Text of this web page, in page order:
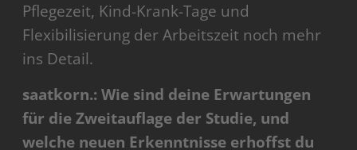
Pflegezeit, Kind-Krank-Tage und
Flexibilisierung der Arbeitszeit noch mehr
ins Detail.
saatkorn.: Wie sind deine Erwartungen
für die Zweitauflage der Studie, und
welche neuen Erkenntnisse erhoffst du